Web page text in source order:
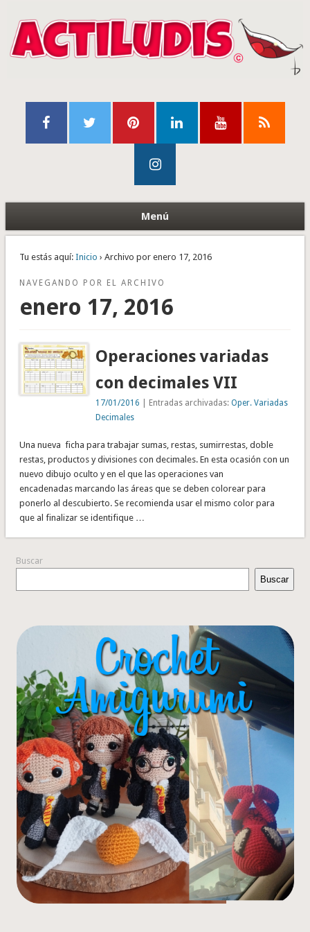
Menú
Tu estás aquí: Inicio › Archivo por enero 17, 2016
NAVEGANDO POR EL ARCHIVO
enero 17, 2016
Operaciones variadas
con decimales VII
17/01/2016 | Entradas archivadas:Oper. Variadas
Decimales
Una nueva ficha para trabajar sumas, restas, sumirrestas, doble
restas, productos y divisiones con decimales. En esta ocasión con un
nuevo dibujo oculto y en el que las operaciones van
encadenadas marcando las áreas que se deben colorear para
ponerlo al descubierto. Se recomienda usar el mismo color para
que al finalizar se identifique …
Buscar
Buscar